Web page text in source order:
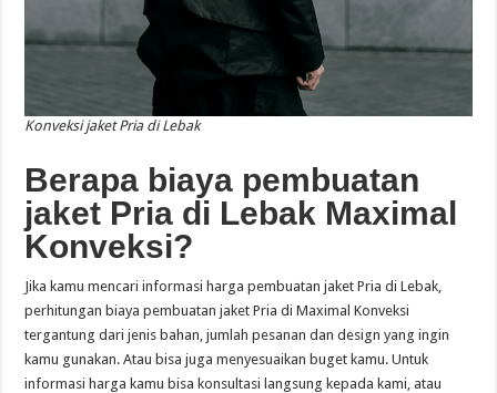
Konveksi jaket Pria di Lebak
Berapa biaya pembuatan
jaket Pria di Lebak Maximal
Konveksi?
Jika kamu mencari informasi harga pembuatan jaket Pria di Lebak,
perhitungan biaya pembuatan jaket Pria di Maximal Konveksi
tergantung dari jenis bahan, jumlah pesanan dan design yang ingin
kamu gunakan. Atau bisa juga menyesuaikan buget kamu. Untuk
informasi harga kamu bisa konsultasi langsung kepada kami, atau